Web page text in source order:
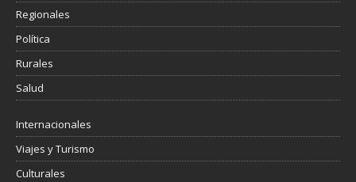
Regionales
Política
Rurales
Salud
Internacionales
Viajes y Turismo
Culturales